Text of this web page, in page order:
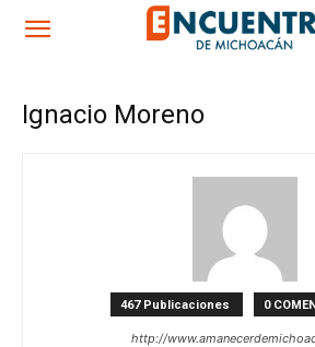
Ignacio Moreno
467 Publicaciones 0
http://